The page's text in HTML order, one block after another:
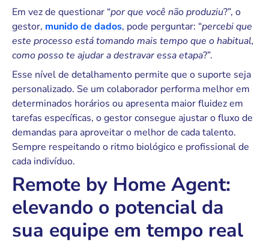
Em vez de questionar “por que você não produziu?”, o
gestor, munido de dados, pode perguntar: “percebi que
este processo está tomando mais tempo que o habitual,
como posso te ajudar a destravar essa etapa?”.
Esse nível de detalhamento permite que o suporte seja
personalizado. Se um colaborador performa melhor em
determinados horários ou apresenta maior fluidez em
tarefas específicas, o gestor consegue ajustar o fluxo de
demandas para aproveitar o melhor de cada talento.
Sempre respeitando o ritmo biológico e profissional de
cada indivíduo.
Remote by Home Agent:
elevando o potencial da
sua equipe em tempo real